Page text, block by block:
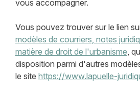
vous accompagner.
Vous pouvez trouver sur le lien
modèles de courriers, notes
matière de droit de l'urbanisme ,
disposition parmi d'autres
le site https://www.lapuelle-